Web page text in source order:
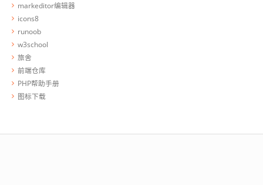
markeditor编辑器
icons8
runoob
w3school
旅舍
前端仓库
PHP帮助手册
图标下载